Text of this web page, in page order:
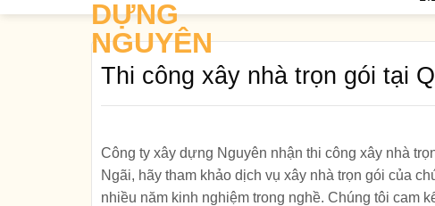
DỰNG
NGUYÊN
Thi công xây nhà trọn gói tại
Công ty xây dựng Nguyên nhận thi công xây nhà
Ngãi, hãy tham khảo dịch vụ xây nhà trọn gói của
nhiều năm kinh nghiệm trong nghề. Chúng tôi cam